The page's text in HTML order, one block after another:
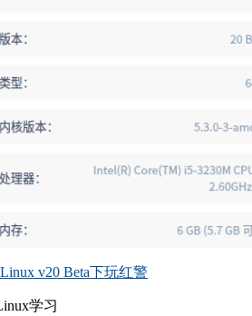
v20 Beta下玩红警
学习